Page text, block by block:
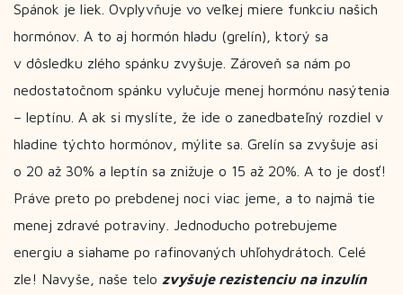
Spánok je liek. Ovplyvňuje vo veľkej miere funkciu našich
hormónov. A to aj hormón hladu (grelín), ktorý sa
v dôsledku zlého spánku zvyšuje. Zároveň sa nám po
nedostatočnom spánku vylučuje menej hormónu nasýtenia
– leptínu. A ak si myslíte, že ide o zanedbateľný rozdiel v
hladine týchto hormónov, mýlite sa. Grelín sa zvyšuje asi
o 20 až 30% a leptín sa znižuje o 15 až 20%. A to je dosť!
Práve preto po prebdenej noci viac jeme, a to najmä tie
menej zdravé potraviny. Jednoducho potrebujeme
energiu a siahame po rafinovaných uhľohydrátoch. Celé
zle! Navyše, naše telo zvyšuje rezistenciu na inzulín